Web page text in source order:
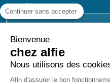
E-mail
Téléphone
Continuer sans accepter
Bienvenue
chez alfie
Nous utilisons des
Afin d'assurer le bon